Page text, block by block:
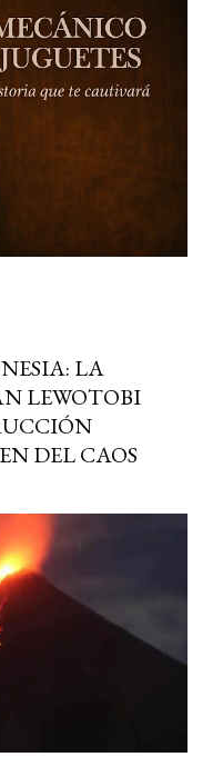
LA
LEWOTOBI
DEL CAOS